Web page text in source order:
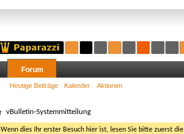
Forum
Heutige Beiträge Kalender Aktionen
vBulletin-Systemmitteilung
Wenn dies Ihr erster Besuch hier ist, lesen Sie bitte zuerst die